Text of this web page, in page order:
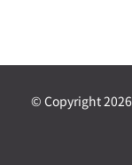
© Copyright